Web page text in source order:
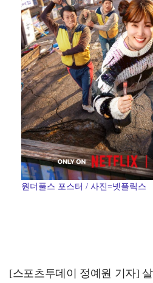
원더풀스 포스터 / 사진=넷플릭스
[스포츠투데이 정예원 기자]